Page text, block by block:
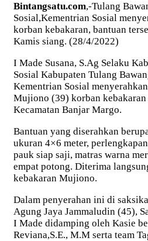
Bintangsatu.com,-Tulang
Sosial,Kementrian Sosial
korban kebakaran, bantuan
Kamis siang. (28/4/2022)
I Made Susana, S.Ag Selaku
Sosial Kabupaten Tulang
Kementrian Sosial
Mujiono (39) korban kebakaran
Kecamatan Banjar Margo.
Bantuan yang diserahkan
ukuran 4×6 meter,
pauk siap saji, matras warna
empat potong. Diterima
kebakaran Mujiono.
Dalam penyerahan ini di
Agung Jaya Jammaludin (45),
I Made didamping oleh Kasie
Reviana,S.E., M.M serta team